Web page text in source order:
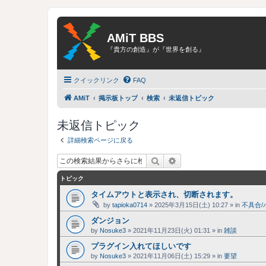
AMiT BBS
『貴方の創造』が『世界を創る』
クイックリンク FAQ
AMiT 掲示板トップ 検索 未返信トピック
未返信トピック
詳細検索ページに戻る
検索
トピック
タイムアウトと表示され、切断されます。
by tapioka0714 » 2025年3月15日(土) 10:27 » in 不具合/
ダンジョン
by Nosuke3 » 2021年11月23日(火) 01:31 » in 雑談
プラグイン入れてほしいです
by Nosuke3 » 2021年11月06日(土) 15:29 » in 要望